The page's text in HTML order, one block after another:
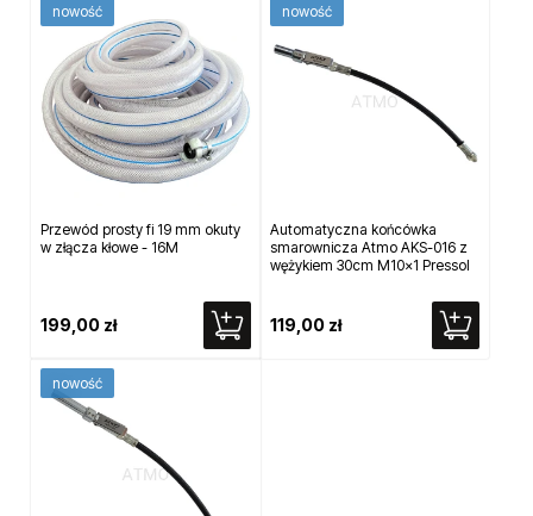
Przewód prosty fi 19 mm okuty
w złącza kłowe - 16M
199,00 zł
nowość
Automatyczna końcówka
smarownicza Atmo AKS-016 z
wężykiem 30cm M10x1 Pressol
119,00 zł
nowość
nowość